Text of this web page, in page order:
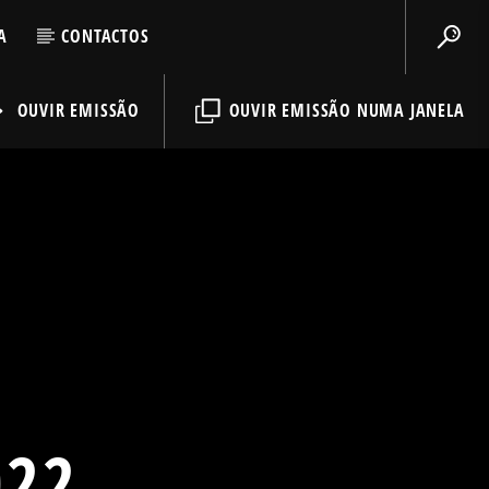
CONTACTOS
OUVIR EMISSÃO NUMA JANELA
OUVIR EMISSÃO